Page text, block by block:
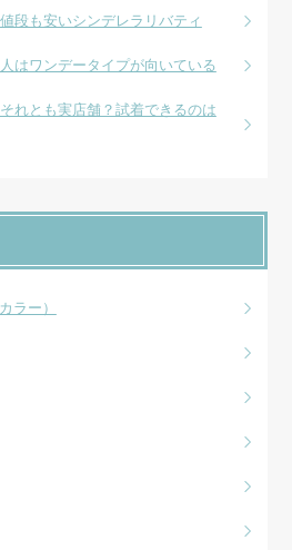
段も安いシンデレラリバティ
はワンデータイプが向いている
れとも実店舗？試着できるのは
ラー）